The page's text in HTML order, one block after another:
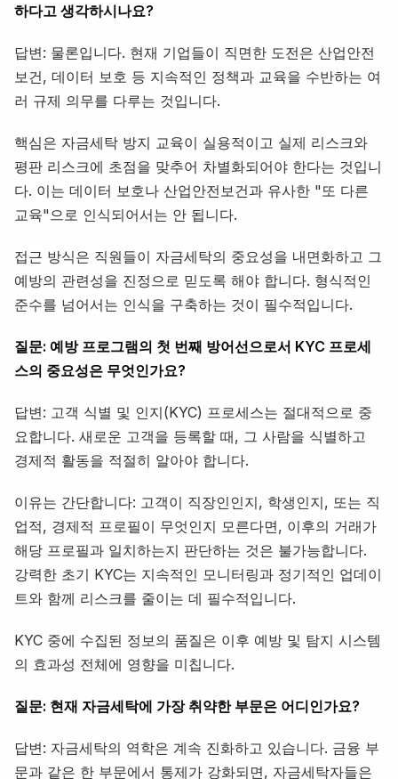
하다고 생각하시나요?
답변: 물론입니다. 현재 기업들이 직면한 도전은 산업안전
보건, 데이터 보호 등 지속적인 정책과 교육을 수반하는 여
러 규제 의무를 다루는 것입니다.
핵심은 자금세탁 방지 교육이 실용적이고 실제 리스크와
평판 리스크에 초점을 맞추어 차별화되어야 한다는 것입니
다. 이는 데이터 보호나 산업안전보건과 유사한 "또 다른
교육"으로 인식되어서는 안 됩니다.
접근 방식은 직원들이 자금세탁의 중요성을 내면화하고 그
예방의 관련성을 진정으로 믿도록 해야 합니다. 형식적인
준수를 넘어서는 인식을 구축하는 것이 필수적입니다.
질문: 예방 프로그램의 첫 번째 방어선으로서 KYC 프로세
스의 중요성은 무엇인가요?
답변: 고객 식별 및 인지(KYC) 프로세스는 절대적으로 중
요합니다. 새로운 고객을 등록할 때, 그 사람을 식별하고
경제적 활동을 적절히 알아야 합니다.
이유는 간단합니다: 고객이 직장인인지, 학생인지, 또는 직
업적, 경제적 프로필이 무엇인지 모른다면, 이후의 거래가
해당 프로필과 일치하는지 판단하는 것은 불가능합니다.
강력한 초기 KYC는 지속적인 모니터링과 정기적인 업데이
트와 함께 리스크를 줄이는 데 필수적입니다.
KYC 중에 수집된 정보의 품질은 이후 예방 및 탐지 시스템
의 효과성 전체에 영향을 미칩니다.
질문: 현재 자금세탁에 가장 취약한 부문은 어디인가요?
답변: 자금세탁의 역학은 계속 진화하고 있습니다. 금융 부
문과 같은 한 부문에서 통제가 강화되면, 자금세탁자들은